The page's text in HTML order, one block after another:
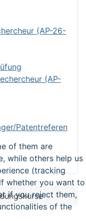
(AP-26-
(AP-
Patentreferen
of them are
while others help us
(tracking
whether you want to
if you reject them,
of the